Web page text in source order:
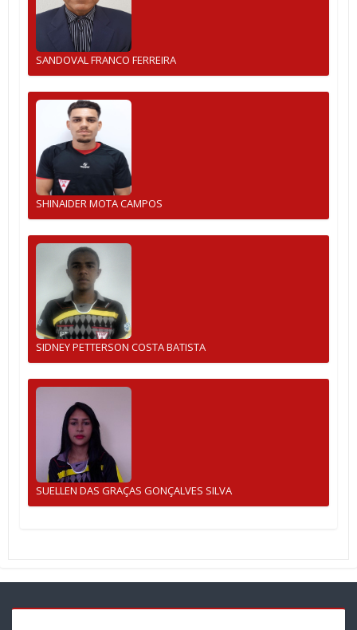
SANDOVAL FRANCO FERREIRA
SHINAIDER MOTA CAMPOS
SIDNEY PETTERSON COSTA BATISTA
SUELLEN DAS GRAÇAS GONÇALVES SILVA